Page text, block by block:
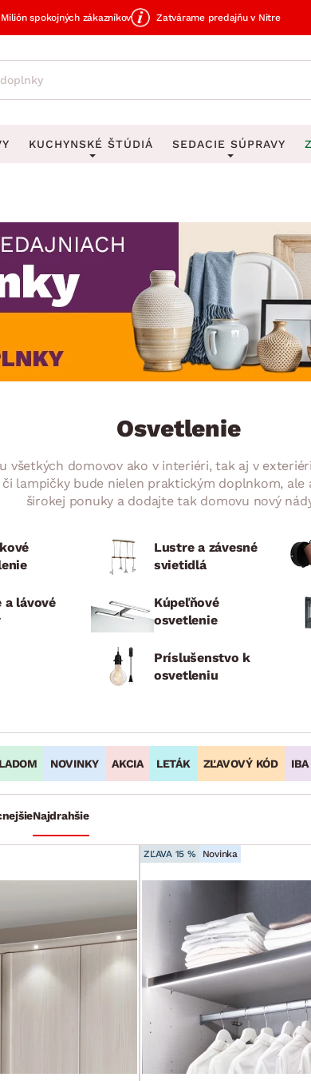
Milión spokojných zákazníkov Zatvárame predajňu v Nitre
Obrazy
Zrkadlá
Zobrazit vše
DOMÁCE SPOTREBIČE
KUCHYNSKÉ ŠTÚDIÁ SEDACIE SÚPRAVY
Rohové sedacie
Sedacie súpravy 3-
Sedacie súpravy na
Osvetlenie
všetkých domovov ako v interiéri, tak aj v
lampičky bude nielen praktickým doplnkom,
širokej ponuky a dodajte tak domovu nový
Lustre a závesné
svietidlá
a lávové
Kúpeľňové
osvetlenie
Príslušenstvo k
osvetleniu
NOVINKY AKCIA LETÁK ZĽAVOVÝ KÓD
Najdrahšie
ZĽAVA 15 % Novinka